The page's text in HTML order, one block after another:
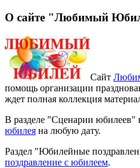
О сайте "Любимый
Сайт
помощь организации
ждет полная коллекция
В разделе "Сценарии юбилеев"
юбилея на любую дату.
Раздел "Юбилейные
поздравление с юбилеем.